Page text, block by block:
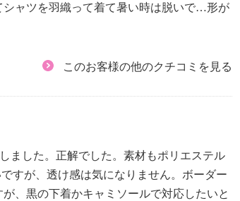
ャツを羽織って着て暑い時は脱いで…形が
このお客様の他のクチコミを見る
ました。正解でした。素材もポリエステル
すが、透け感は気になりません。ボーダー
、黒の下着かキャミソールで対応したいと